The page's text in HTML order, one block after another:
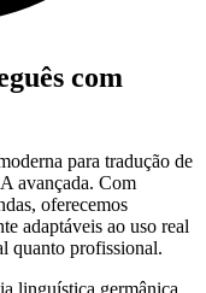
com
para tradução de
avançada. Com
oferecemos
adaptáveis ao uso real
quanto profissional.
linguística germânica